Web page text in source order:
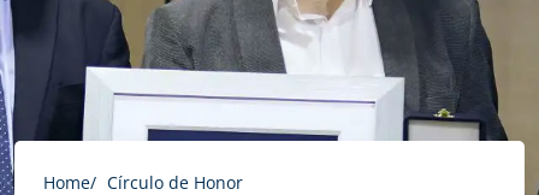
Home Círculo de Honor